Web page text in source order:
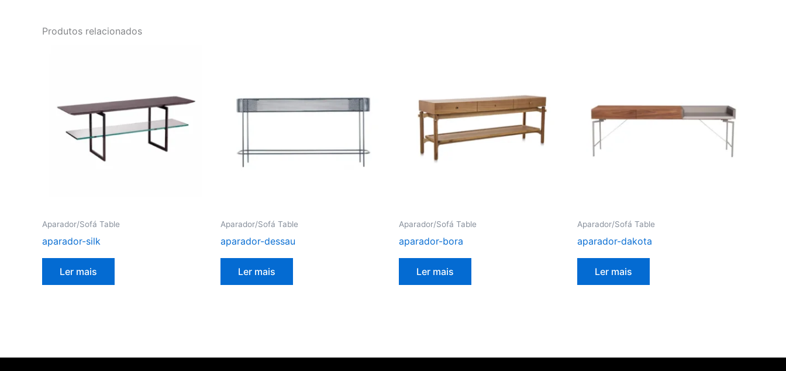
Produtos relacionados
Aparador/Sofá Table
aparador-silk
Ler mais
Aparador/Sofá Table
aparador-dessau
Ler mais
Aparador/Sofá Table
aparador-bora
Ler mais
Aparador/Sofá Table
aparador-dakota
Ler mais